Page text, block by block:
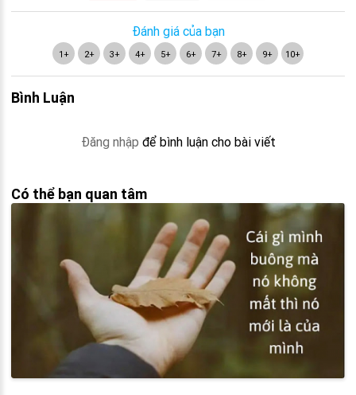
Đánh giá của bạn
1+ 2+ 3+ 4+ 5+ 6+ 7+ 8+ 9+ 10+
Bình Luận
Đăng nhập để bình luận cho bài viết
Có thể bạn quan tâm